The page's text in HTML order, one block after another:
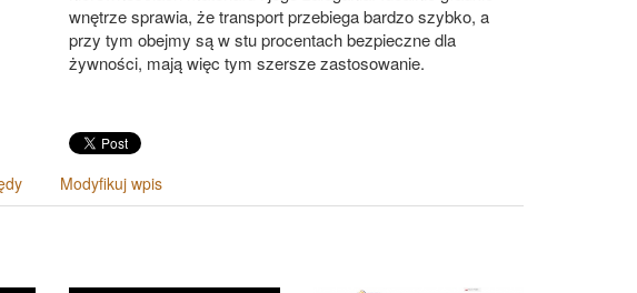
wnętrze sprawia, że transport przebiega bardzo szybko, a
przy tym obejmy są w stu procentach bezpieczne dla
żywności, mają więc tym szersze zastosowanie.
Modyfikuj wpis